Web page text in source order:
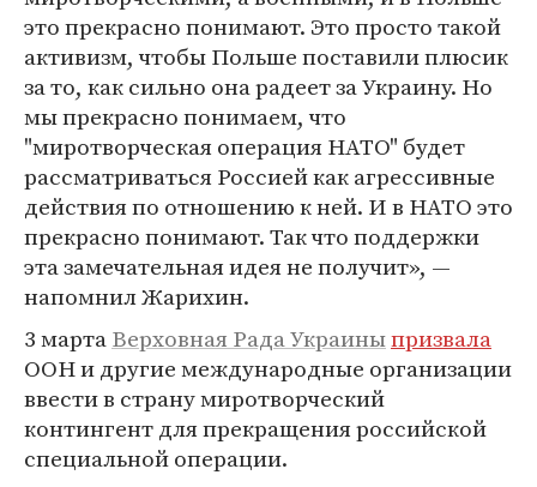
это прекрасно понимают. Это просто такой
активизм, чтобы Польше поставили плюсик
за то, как сильно она радеет за Украину. Но
мы прекрасно понимаем, что
"миротворческая операция НАТО" будет
рассматриваться Россией как агрессивные
действия по отношению к ней. И в НАТО это
прекрасно понимают. Так что поддержки
эта замечательная идея не получит», —
напомнил Жарихин.
3 мартаВерховная Рада Украиныпризвала
ООН и другие международные организации
ввести в страну миротворческий
контингент для прекращения российской
специальной операции.